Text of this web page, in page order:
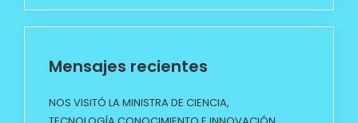
Mensajes recientes
NOS VISITÓ LA MINISTRA DE CIENCIA,